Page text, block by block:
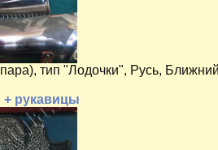
тип "Лодочки", Русь,
+ рукавицы